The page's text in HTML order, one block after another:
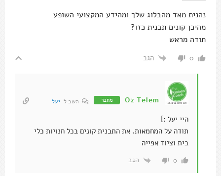
נהנית מאד מהבלוג שלך ומהידע המקצועי השופע
מהיכן קונים תבנית כזו?
תודה מראש
0 הגב
Oz Telem מחבר השב ל יעל
היי יעל :]
תודה על המחמאות. את התבנית קונים בכל חנויות כלי
בית וציוד אפייה
0 הגב